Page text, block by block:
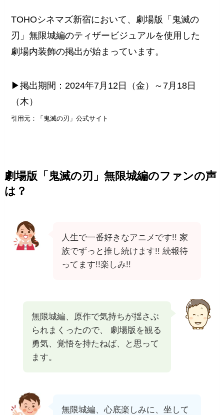
TOHOシネマズ新宿において、劇場版「鬼滅の
刃」無限城編のティザービジュアルを使用した
劇場内装飾の掲出が始まっています。
▶掲出期間：2024年7月12日（金）～7月18日
（木）
引用元：「鬼滅の刃」公式サイト
劇場版「鬼滅の刃」無限城編のファンの声
は？
人生で一番好きなアニメです!! 家
族でずっと推し続けます!! 続報待
ってます!!楽しみ!!
無限城編、原作で気持ちが揺さぶ
られまくったので、 劇場版を観る
勇気、覚悟を持たねば、と思って
ます。
無限城編、心底楽しみに、坐して